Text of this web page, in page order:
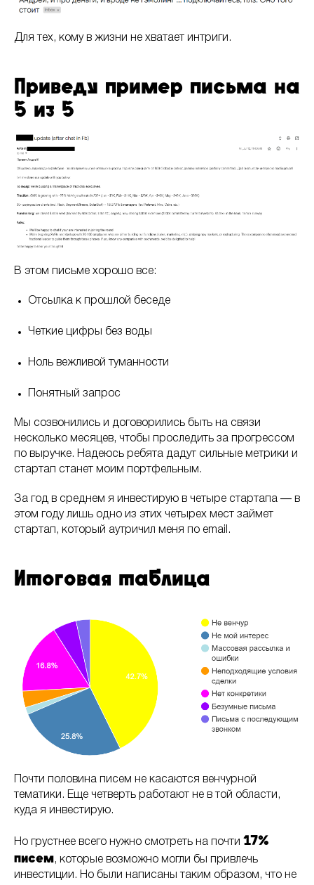
Для тех, кому в жизни не хватает интриги.
Приведу пример письма на
5 из 5
В этом письме хорошо все:
Отсылка к прошлой беседе
Четкие цифры без воды
Ноль вежливой туманности
Понятный запрос
Мы созвонились и договорились быть на связи
несколько месяцев, чтобы проследить за прогрессом
по выручке. Надеюсь ребята дадут сильные метрики и
стартап станет моим портфельным.
За год в среднем я инвестирую в четыре стартапа ― в
этом году лишь одно из этих четырех мест займет
стартап, который аутричил меня по email.
Итоговая таблица
Почти половина писем не касаются венчурной
тематики. Еще четверть работают не в той области,
куда я инвестирую.
Но грустнее всего нужно смотреть на почти 17%
писем, которые возможно могли бы привлечь
инвестиции. Но были написаны таким образом, что не